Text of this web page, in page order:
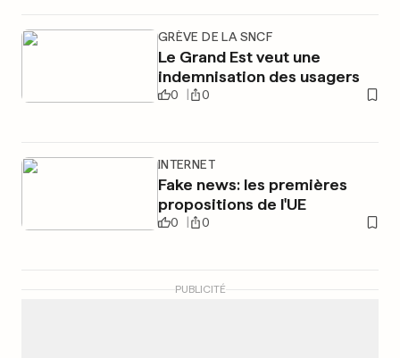
GRÈVE DE LA SNCF
Le Grand Est veut une
indemnisation des usagers
0 0
INTERNET
Fake news: les premières
propositions de l'UE
0 0
PUBLICITÉ